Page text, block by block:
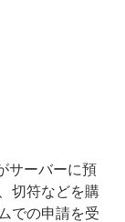
サーバーに預
切符などを購
での申請を受